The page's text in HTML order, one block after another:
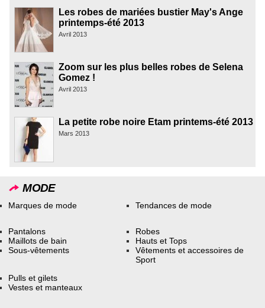
Les robes de mariées bustier May's Ange
printemps-été 2013
Avril 2013
Zoom sur les plus belles robes de Selena
Gomez !
Avril 2013
La petite robe noire Etam printems-été 2013
Mars 2013
MODE
Marques de mode Tendances de mode
Pantalons
Maillots de bain
Sous-vêtements
Robes
Hauts et Tops
Vêtements et accessoires de
Sport
Pulls et gilets
Vestes et manteaux